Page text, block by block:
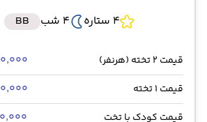
4 ستاره
4 شب BB
قیمت 2 تخته (هرنفر)
قیمت 1 تخته
قیمت کودک با تخت